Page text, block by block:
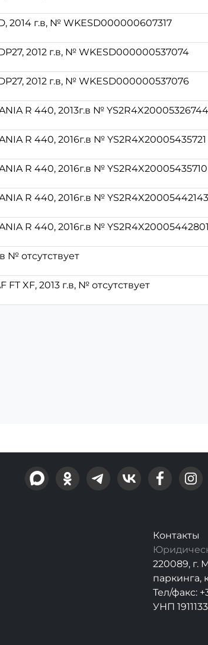
2014 г.в, № WKESD000000607317
2012 г.в, № WKESD000000537074
2012 г.в, № WKESD000000537076
R 440, 2013г.в № YS2R4X20005326744
R 440, 2016г.в № YS2R4X20005435721
R 440, 2016г.в № YS2R4X20005435710
R 440, 2016г.в № YS2R4X20005442143
R 440, 2016г.в № YS2R4X20005442801
№ отсутствует
XF, 2013 г.в, № отсутствует
Контакты
220089, г.
паркинга,
Тел/факс:
УНП